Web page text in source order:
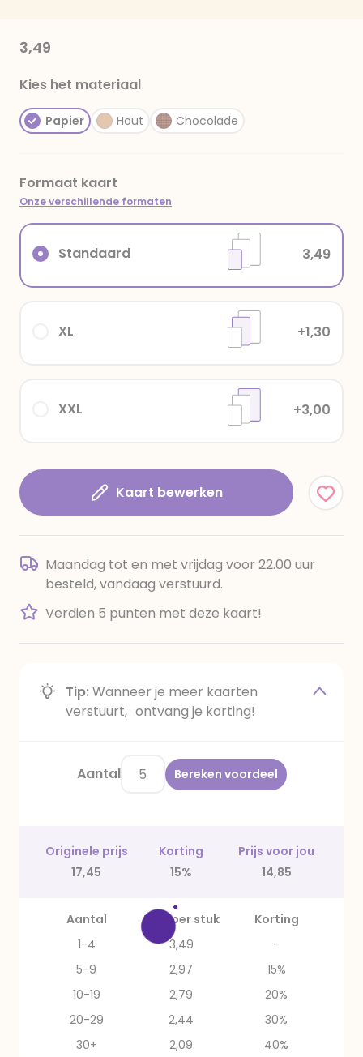
3,49
Kies het materiaal
Papier Hout Chocolade
Formaat kaart
Onze verschillende formaten
XXL +3,00
XL +1,30
Standaard 3,49
Kaart bewerken
Maandag tot en met vrijdag voor 22.00 uur
besteld, vandaag verstuurd.
Verdien 5 punten met deze kaart!
Tip:Wanneer je meer kaarten
verstuurt, ontvang je korting!
Aantal Bereken voordeel
Originele prijs Korting
Prijs voor jou
17,45
15% 14,85
Aantal Prijs per stuk
Korting
1-4
3,49
-
5-9
2,97
15%
10-19
2,79
20%
20-29
2,44
30%
30+
2,09 40%